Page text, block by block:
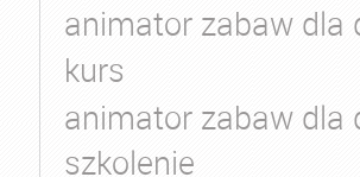
animator zabaw dla
kurs
animator zabaw dla
szkolenie